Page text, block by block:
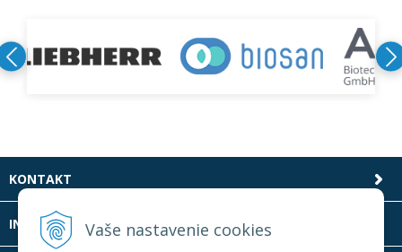
Vaše nastavenie cookies
KONTAKT
INFOLINKA